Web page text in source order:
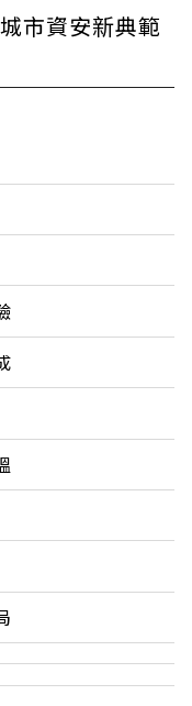
市資安新典範